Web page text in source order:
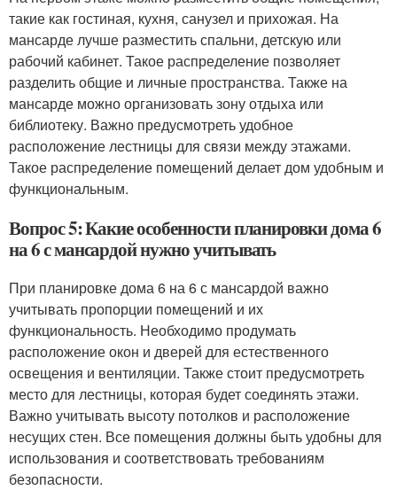
такие как гостиная, кухня, санузел и прихожая. На
мансарде лучше разместить спальни, детскую или
рабочий кабинет. Такое распределение позволяет
разделить общие и личные пространства. Также на
мансарде можно организовать зону отдыха или
библиотеку. Важно предусмотреть удобное
расположение лестницы для связи между этажами.
Такое распределение помещений делает дом удобным и
функциональным.
Вопрос 5: Какие особенности планировки дома 6
на 6 с мансардой нужно учитывать
При планировке дома 6 на 6 с мансардой важно
учитывать пропорции помещений и их
функциональность. Необходимо продумать
расположение окон и дверей для естественного
освещения и вентиляции. Также стоит предусмотреть
место для лестницы, которая будет соединять этажи.
Важно учитывать высоту потолков и расположение
несущих стен. Все помещения должны быть удобны для
использования и соответствовать требованиям
безопасности.